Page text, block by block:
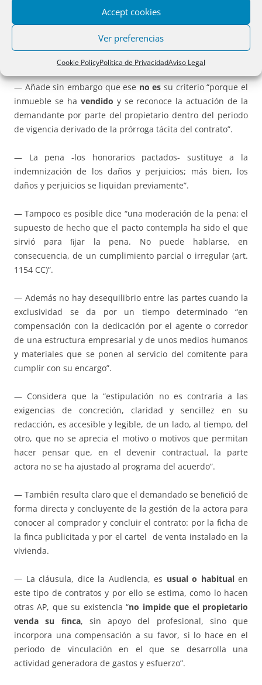
Accept cookies
Ver preferencias
Cookie PolicyPolítica de PrivacidadAviso Legal
conocimiento de que cláusulas como la debatida están
integración por constituir una limitación a la libertad de
contratación”por otras Audiencias Provinciales.
— Añade sin embargo que ese no es su criterio “porque el
inmueble se ha vendido y se reconoce la actuación de la
demandante por parte del propietario dentro del periodo
de vigencia derivado de la prórroga tácita del contrato”.
— La pena -los honorarios pactados- sustituye a la
indemnización de los daños y perjuicios; más bien, los
daños y perjuicios se liquidan previamente”.
— Tampoco es posible dice “una moderación de la pena: el
supuesto de hecho que el pacto contempla ha sido el que
sirvió para ﬁjar la pena. No puede hablarse, en
consecuencia, de un cumplimiento parcial o irregular (art.
1154 CC)”.
— Además no hay desequilibrio entre las partes cuando la
exclusividad se da por un tiempo determinado “en
compensación con la dedicación por el agente o corredor
de una estructura empresarial y de unos medios humanos
y materiales que se ponen al servicio del comitente para
cumplir con su encargo”.
— Considera que la “estipulación no es contraria a las
exigencias de concreción, claridad y sencillez en su
redacción, es accesible y legible, de un lado, al tiempo, del
otro, que no se aprecia el motivo o motivos que permitan
hacer pensar que, en el devenir contractual, la parte
actora no se ha ajustado al programa del acuerdo”.
— También resulta claro que el demandado se beneﬁció de
forma directa y concluyente de la gestión de la actora para
conocer al comprador y concluir el contrato: por la ficha de
la finca publicitada y por el cartel de venta instalado en la
vivienda.
— La cláusula, dice la Audiencia, es usual o habitualen
este tipo de contratos y por ello se estima, como lo hacen
otras AP, que su existencia “no impide que el propietario
venda su ﬁnca, sin apoyo del profesional, sino que
incorpora una compensación a su favor, si lo hace en el
periodo de vinculación en el que se desarrolla una
actividad generadora de gastos y esfuerzo”.